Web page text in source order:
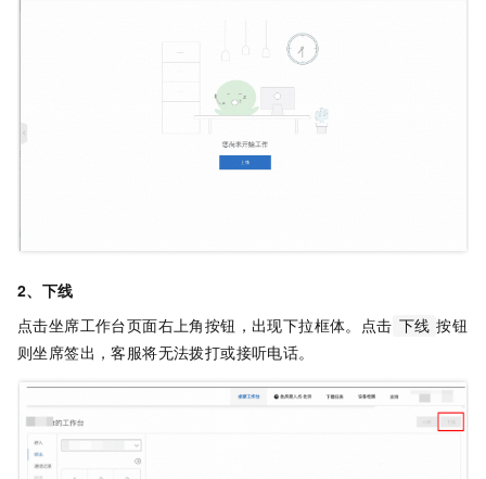
2、下线
点击坐席工作台页面右上角按钮，出现下拉框体。点击 下线 按钮
则坐席签出，客服将无法拨打或接听电话。